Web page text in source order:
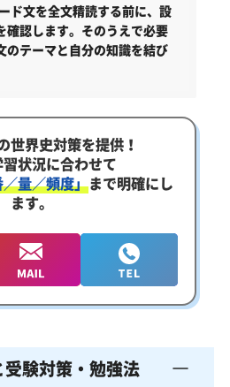
ド文を全文精読する前に、設
確認します。そのうえで必要
のテーマと自分の知識を結び
世界史対策を提供！
状況に合わせて
量／頻度」まで明確にし
ます。
験対策・勉強法